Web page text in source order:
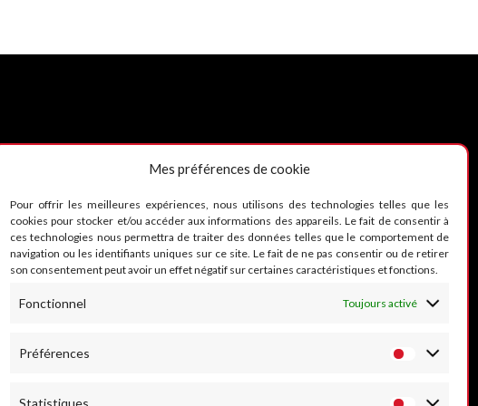
Mes préférences de cookie
Pour offrir les meilleures expériences, nous utilisons des technologies telles que les
cookies pour stocker et/ou accéder aux informations des appareils. Le fait de consentir à
ces technologies nous permettra de traiter des données telles que le comportement de
navigation ou les identifiants uniques sur ce site. Le fait de ne pas consentir ou de retirer
son consentement peut avoir un effet négatif sur certaines caractéristiques et fonctions.
Fonctionnel Toujours activé
Préférences
Statistiques